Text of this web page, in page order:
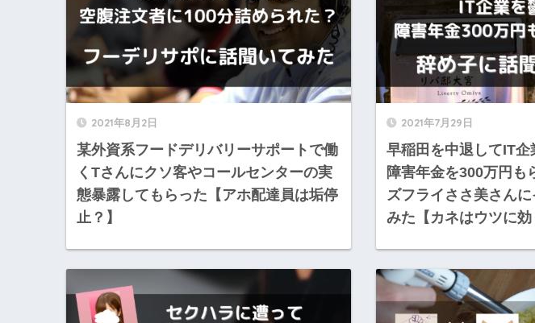
2021年8月2日
某外資系フードデリバリーサポートで働
くTさんにクソ客やコールセンターの実
態暴露してもらった【アホ配達員は垢停
止？】
2021年7月29日
早稲田を中退してIT企
障害年金を300万円も
ズフライささ美さん
みた【カネはウツに効